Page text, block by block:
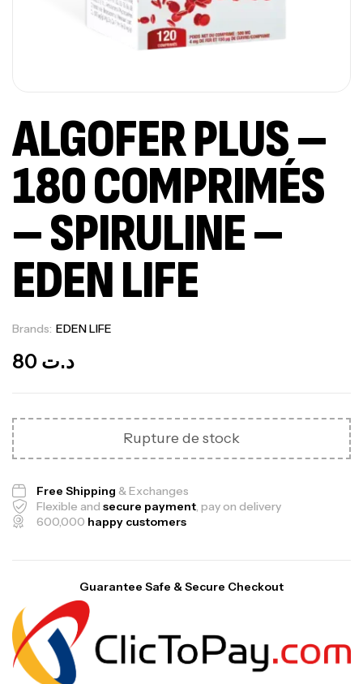
ALGOFER PLUS –
180 COMPRIMÉS
– SPIRULINE –
EDEN LIFE
Brands: EDEN LIFE
د.ت
Rupture de stock
Free Shipping & Exchanges
Flexible and secure payment, pay on delivery
600,000 happy customers
Guarantee Safe & Secure Checkout